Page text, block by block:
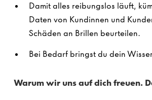
Damit alles reibungslos läuft,
Daten von Kundinnen und
Schäden an Brillen beurteilen.
Bei Bedarf bringst du dein
Warum wir uns auf dich freuen.